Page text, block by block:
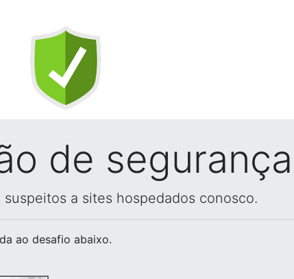
de segurança
a sites hospedados conosco.
ao desafio abaixo.